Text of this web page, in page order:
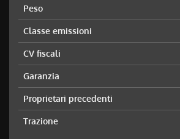
Peso
Classe emissioni
CV fiscali
Garanzia
Proprietari precedenti
Trazione